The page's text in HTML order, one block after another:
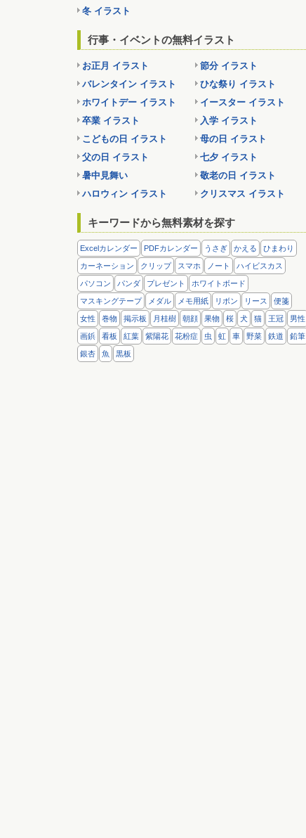
冬 イラスト
行事・イベントの無料イラスト
お正月 イラスト
節分 イラスト
バレンタイン イラスト
ひな祭り イラスト
ホワイトデー イラスト
イースター イラスト
卒業 イラスト
入学 イラスト
こどもの日 イラスト
母の日 イラスト
父の日 イラスト
七夕 イラスト
暑中見舞い
敬老の日 イラスト
ハロウィン イラスト
クリスマス イラスト
キーワードから無料素材を探す
Excelカレンダー PDFカレンダー うさぎ かえる ひまわり
カーネーション クリップ スマホ ノート ハイビスカス
パソコン パンダ プレゼント ホワイトボード
マスキングテープ メダル メモ用紙 リボン リース 便箋
女性 巻物 掲示板 月桂樹 朝顔 果物 桜 犬 猫 王冠 男性
画鋲 看板 紅葉 紫陽花 花粉症 虫 虹 車 野菜 鉄道 鉛筆
銀杏 魚 黒板